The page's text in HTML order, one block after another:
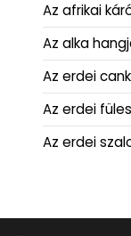
Az afrikai
Az alka
Az erdei
Az erdei
Az erdei